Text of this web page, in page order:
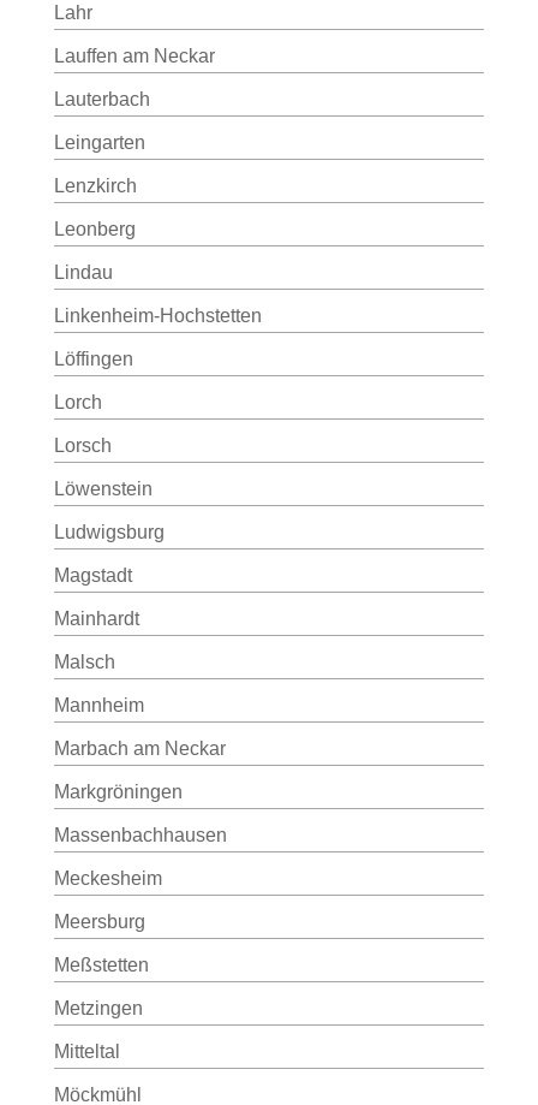
Lahr
Lauffen am Neckar
Lauterbach
Leingarten
Lenzkirch
Leonberg
Lindau
Linkenheim-Hochstetten
Löffingen
Lorch
Lorsch
Löwenstein
Ludwigsburg
Magstadt
Mainhardt
Malsch
Mannheim
Marbach am Neckar
Markgröningen
Massenbachhausen
Meckesheim
Meersburg
Meßstetten
Metzingen
Mitteltal
Möckmühl